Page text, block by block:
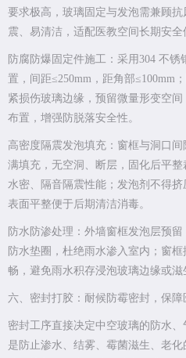
要求极高，玻璃固定与发泡需兼顾
震、易清洁，适配医教空间长期安全
防腐防爆固定件施工：采用304 不
置，间距≤250mm，距角部≤100mm
紧损伤玻璃边缘，预留微量形变空
布置，增强防脱落安全性。
高密度隔震发泡填充：窗框与洞口
满填充，无空洞、断层，固化后平整
水密、隔音隔震性能；发泡剂不得挤
表面平整便于后期清洁消毒。
防水防渗处理：外墙窗框发泡层预
防水垫圈，杜绝雨水渗入室内；窗
畅，避免雨水积存浸泡玻璃边缘或滋
六、密封打胶：耐候防霉密封，保障
密封工序直接决定中空玻璃的防水
是防止渗水、结雾、霉菌滋生、老